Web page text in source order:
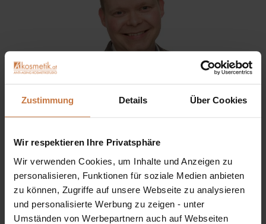
Zustimmung Details Über Cookies
Wir respektieren Ihre Privatsphäre
Wir verwenden Cookies, um Inhalte und Anzeigen zu
personalisieren, Funktionen für soziale Medien anbieten
zu können, Zugriffe auf unsere Webseite zu analysieren
und personalisierte Werbung zu zeigen - unter
Umständen von Werbepartnern auch auf Webseiten
Sie haben eine Frage? Sie wünschen sich eine
Produktberatung oder wollen nur wissen, wie man das
kosmetische Produkt richtig anwendet?
Ich stehe Ihnen gerne persönlich zur Verfügung: